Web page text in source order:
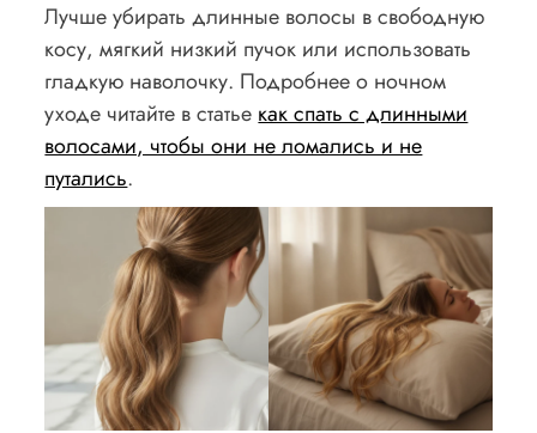
Лучше убирать длинные волосы в свободную
косу, мягкий низкий пучок или использовать
гладкую наволочку. Подробнее о ночном
уходе читайте в статье как спать с длинными
волосами, чтобы они не ломались и не
путались.